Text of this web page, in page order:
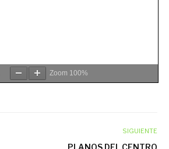
Zoom 100%
SIGUIENTE
PLANOS DEL CENTRO